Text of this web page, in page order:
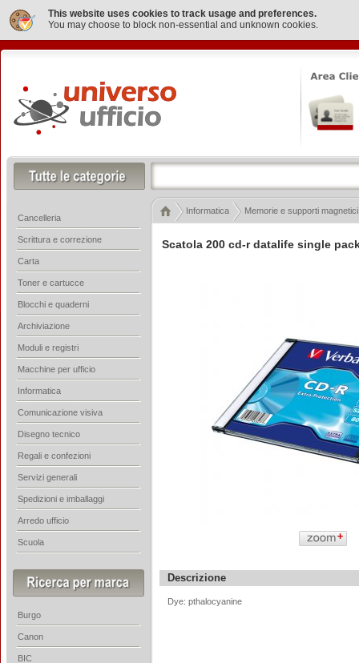
This website uses cookies to track usage and preferences.
You may choose to block non-essential and unknown cookies.
Scatola 200 cd-r datalife single
Descrizione
Dye: pthalocyanine
Informatica Memorie e supporti magnetici
Cancelleria
Scrittura e correzione
Carta
Toner e cartucce
Blocchi e quaderni
Archiviazione
Moduli e registri
Macchine per ufficio
Informatica
Comunicazione visiva
Disegno tecnico
Regali e confezioni
Servizi generali
Spedizioni e imballaggi
Arredo ufficio
Scuola
Burgo
Canon
BIC